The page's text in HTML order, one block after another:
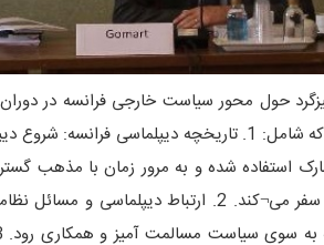
حول محور سیاست خارجی فرانسه در
استفاده شده و به مرور زمان با مذهب
روسیه سفر می¬کند. 2. ارتباط